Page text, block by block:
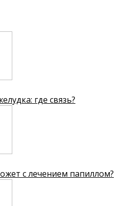
где связь?
с лечением папиллом?